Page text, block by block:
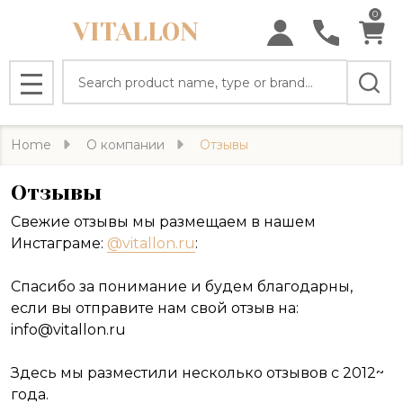
VITALLON
0
MENU
Home О компании Отзывы
Отзывы
Свежие отзывы мы размещаем в нашем
Инстаграме: @vitallon.ru:
Спасибо за понимание и будем благодарны,
если вы отправите нам свой отзыв на:
info@vitallon.ru
Здесь мы разместили несколько отзывов с 2012~
года.